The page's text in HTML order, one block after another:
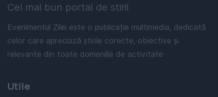
Cel mai bun portal de stiri!
Evenimentul Zilei este o publicație multimedia, dedicată
celor care apreciază știrile corecte, obiective și
relevante din toate domeniile de activitate
Utile